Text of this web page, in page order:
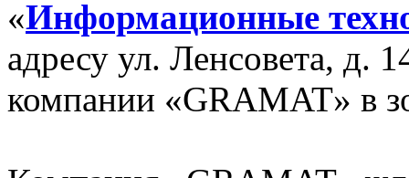
«Информационные
адресу ул. Ленсовета,
компании «GRAMAT» в